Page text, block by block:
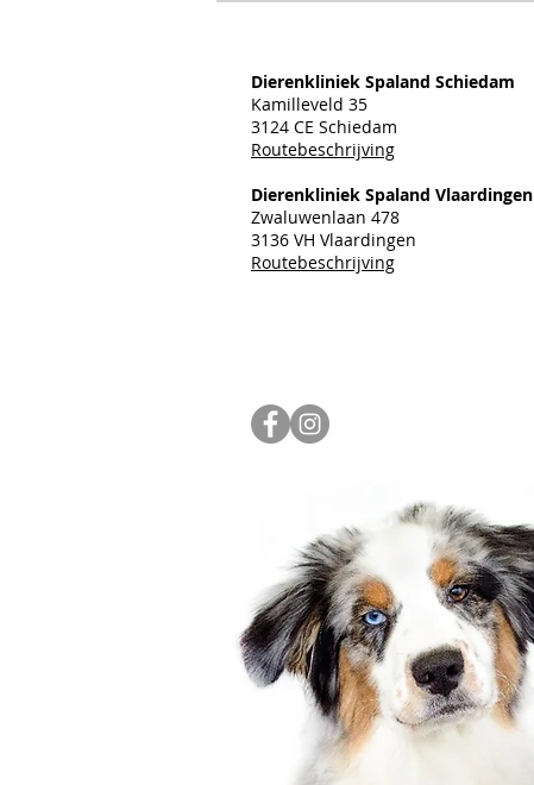
Dierenkliniek Spaland Schiedam
Kamilleveld 35
3124 CE Schiedam
Routebeschrijving
Dierenkliniek Spaland Vlaardingen
Zwaluwenlaan 478
3136 VH Vlaardingen
Routebeschrijving